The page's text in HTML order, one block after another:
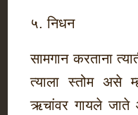
५. निधन
सामगान करताना
त्याला स्तोम असे
ऋचांवर गायले जाते